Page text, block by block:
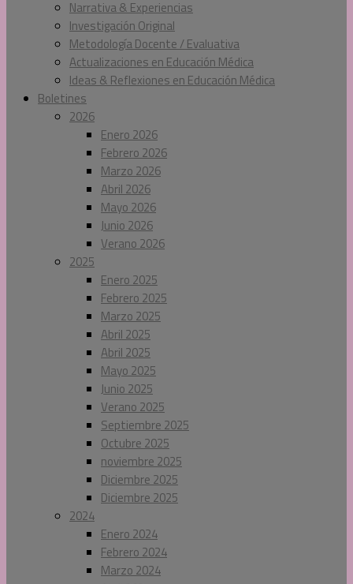
Narrativa & Experiencias
Investigación Original
Metodología Docente / Evaluativa
Actualizaciones en Educación Médica
Ideas & Reflexiones en Educación Médica
Boletines
2026
Enero 2026
Febrero 2026
Marzo 2026
Abril 2026
Mayo 2026
Junio 2026
Verano 2026
2025
Enero 2025
Febrero 2025
Marzo 2025
Abril 2025
Abril 2025
Mayo 2025
Junio 2025
Verano 2025
Septiembre 2025
Octubre 2025
noviembre 2025
Diciembre 2025
Diciembre 2025
2024
Enero 2024
Febrero 2024
Marzo 2024